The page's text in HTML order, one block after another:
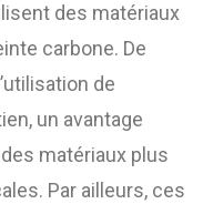
des matériaux
carbone. De
de
un avantage
matériaux plus
Par ailleurs, ces